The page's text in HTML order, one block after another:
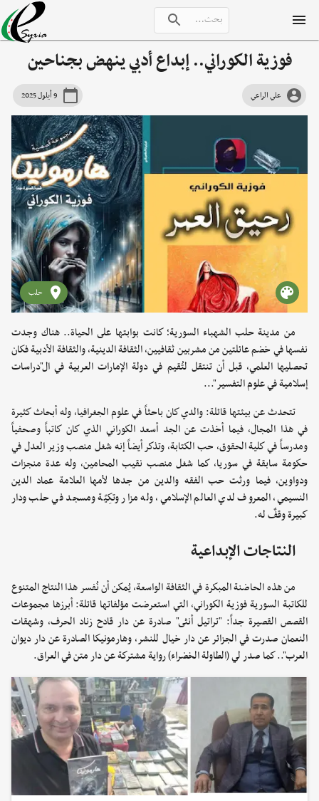
فوزية الكوراني.. إبداع أدبي ينهض بجناحين
علي الراعي 9 أيلول 2025
حلب
من مدينة حلب الشهباء السورية؛ كانت بوابتها على الحياة.. هناك وجدت
نفسها في خضم عائلتين من مشربين ثقافيين، الثقافة الدينية، والثقافة الأدبية فكان
تحصليها العلمي، قبل أن تنتقل لتُقيم في دولة الإمارات العربية في ال"دراسات
إسلامية في علوم التفسير"...
تتحدث عن بيئتها قائلة: والدي كان باحثاً في علوم الجغرافيا، وله أبحاث كثيرة
في هذا المجال، فيما أخذت عن الجد أسعد الكوراني الذي كان كاتباً وصحفياً
ومدرساً في كلية الحقوق، حب الكتابة، وتذكر أيضاً إنه شغل منصب وزير العدل في
حكومة سابقة في سوريا، كما شغل منصب نقيب المحامين، وله عدة منجزات
ودواوين، فيما ورثت حب الفقه والدين من جدها لأمها العلامة عماد الدين
النسيمي، المعروف لدي العالم الإسلامي، وله مزار وتكِيّة ومسجد في حلب ودار
كبيرة وقفٌ له.
النتاجات الإبداعية
من هذه الحاضنة المبكرة في الثقافة الواسعة، يُمكن أن نُفسر هذا النتاج المتنوع
للكاتبة السورية فوزية الكوراني، التي استعرضت مؤلفاتها قائلة: أبرزها مجموعات
القصص القصيرة جداً: "تراتيل أنثى" صادرة عن دار قادح زناد الحرف، وشهقات
النعمان صدرت في الجزائر عن دار خيال للنشر، وهارمونيكا الصادرة عن دار ديوان
العرب".. كما صدر لي (الطاولة الخضراء) رواية مشتركة عن دار متن في العراق.